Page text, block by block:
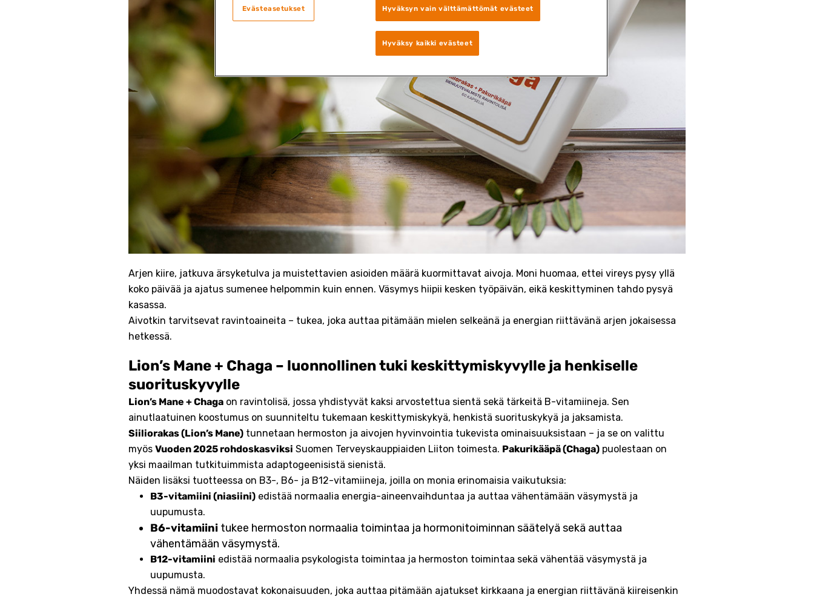
Arjen kiire, jatkuva ärsyketulva ja muistettavien asioiden määrä kuormittavat aivoja. Moni huomaa, ettei vireys pysy yllä
koko päivää ja ajatus sumenee helpommin kuin ennen. Väsymys hiipii kesken työpäivän, eikä keskittyminen tahdo pysyä
kasassa.
Aivotkin tarvitsevat ravintoaineita – tukea, joka auttaa pitämään mielen selkeänä ja energian riittävänä arjen jokaisessa
hetkessä.
Lion’s Mane + Chaga – luonnollinen tuki keskittymiskyvylle ja henkiselle
suorituskyvylle
Lion’s Mane + Chaga on ravintolisä, jossa yhdistyvät kaksi arvostettua sientä sekä tärkeitä B-vitamiineja. Sen
ainutlaatuinen koostumus on suunniteltu tukemaan keskittymiskykyä, henkistä suorituskykyä ja jaksamista.
Siiliorakas (Lion’s Mane) tunnetaan hermoston ja aivojen hyvinvointia tukevista ominaisuuksistaan – ja se on valittu
myös Vuoden 2025 rohdoskasviksi Suomen Terveyskauppiaiden Liiton toimesta. Pakurikääpä (Chaga) puolestaan on
yksi maailman tutkituimmista adaptogeenisistä sienistä.
Näiden lisäksi tuotteessa on B3-, B6- ja B12-vitamiineja, joilla on monia erinomaisia vaikutuksia:
B3-vitamiini (niasiini) edistää normaalia energia-aineenvaihduntaa ja auttaa vähentämään väsymystä ja
uupumusta.
B6-vitamiini tukee hermoston normaalia toimintaa ja hormonitoiminnan säätelyä sekä auttaa
vähentämään väsymystä.
B12-vitamiini edistää normaalia psykologista toimintaa ja hermoston toimintaa sekä vähentää väsymystä ja
uupumusta.
Yhdessä nämä muodostavat kokonaisuuden, joka auttaa pitämään ajatukset kirkkaana ja energian riittävänä kiireisenkin
Hyväksyn vain välttämättömät evästeet
Hyväksy kaikki evästeet
Evästeasetukset